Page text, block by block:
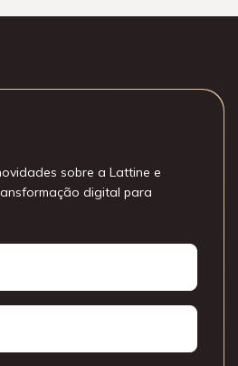
sobre a Lattine e
digital para